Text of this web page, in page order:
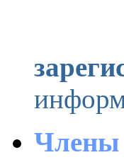
Члены